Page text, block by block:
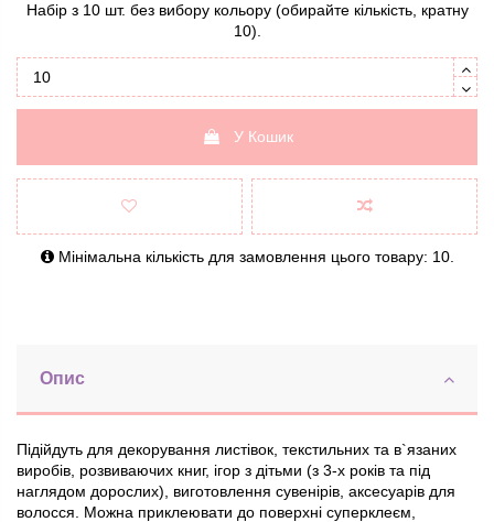
Набір з 10 шт. без вибору кольору (обирайте кількість, кратну
10).
У Кошик
Мінімальна кількість для замовлення цього товару: 10.
Опис
Підійдуть для декорування листівок, текстильних та в`язаних
виробів, розвиваючих книг, ігор з дітьми (з 3-х років та під
наглядом дорослих), виготовлення сувенірів, аксесуарів для
волосся. Можна приклеювати до поверхні суперклеєм,